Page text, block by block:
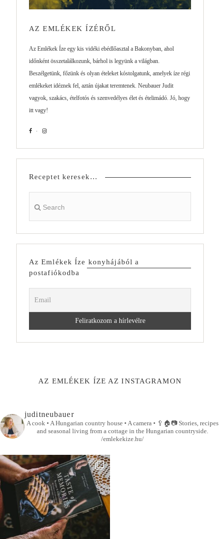
AZ EMLÉKEK ÍZÉRŐL
Az Emlékek Íze egy kis vidéki ebédlőasztal a Bakonyban, ahol
időnként összetalálkozunk, bárhol is legyünk a világban.
Beszélgetünk, főzünk és olyan ételeket kóstolgatunk, amelyek íze régi
emlékeket idéznek fel, aztán újakat teremtenek. Neubauer Judit
vagyok, szakács, ételfotós és szenvedélyes élet és ételimádó. Jó, hogy
itt vagy!
Receptet keresek…
Az Emlékek Íze konyhájából a
postafiókodba
AZ EMLÉKEK ÍZE AZ INSTAGRAMON
juditneubauer
A cook • A Hungarian country house • A camera • 🥄🏠📷Stories, recipes
and seasonal living from a cottage in the Hungarian countryside.
/emlekekize.hu/